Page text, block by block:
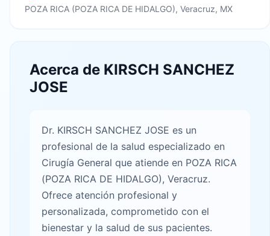
POZA RICA (POZA RICA DE HIDALGO), Veracruz, MX
Acerca de KIRSCH SANCHEZ
JOSE
Dr. KIRSCH SANCHEZ JOSE es un
profesional de la salud especializado en
Cirugía General que atiende en POZA RICA
(POZA RICA DE HIDALGO), Veracruz.
Ofrece atención profesional y
personalizada, comprometido con el
bienestar y la salud de sus pacientes.